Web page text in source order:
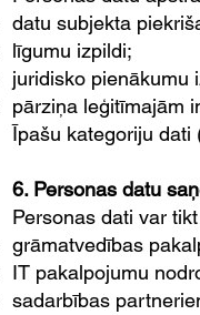
datu subjekta
līgumu izpildi;
juridisko pienākumu
pārziņa leģitīmajām
Īpašu kategoriju dati
6. Personas datu
Personas dati var
grāmatvedības
IT pakalpojumu
sadarbības